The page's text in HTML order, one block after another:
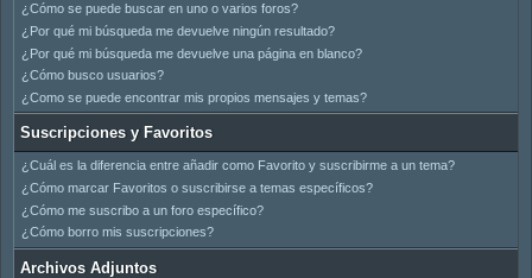
¿Cómo se puede buscar en uno o varios foros?
¿Por qué mi búsqueda me devuelve ningún resultado?
¿Por qué mi búsqueda me devuelve una página en blanco?
¿Cómo busco usuarios?
¿Como se puede encontrar mis propios mensajes y temas?
Suscripciones y Favoritos
¿Cuál es la diferencia entre añadir como Favorito y suscribirme a un tema?
¿Cómo marcar Favoritos o suscribirse a temas específicos?
¿Cómo me suscribo a un foro específico?
¿Cómo borro mis suscripciones?
Archivos Adjuntos